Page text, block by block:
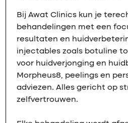
Bij Awat Clinics kun je
behandelingen met een
resultaten en
injectables zoals botuline
voor huidverjonging en
Morpheus8, peelings en
adviezen. Alles gericht op
zelfvertrouwen.